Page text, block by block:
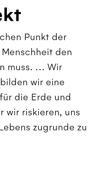
Punkt der
den
muss. … Wir
wir eine
die Erde und
wir riskieren, uns
zugrunde zu